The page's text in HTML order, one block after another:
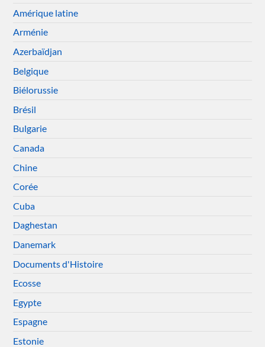
Amérique latine
Arménie
Azerbaïdjan
Belgique
Biélorussie
Brésil
Bulgarie
Canada
Chine
Corée
Cuba
Daghestan
Danemark
Documents d'Histoire
Ecosse
Egypte
Espagne
Estonie